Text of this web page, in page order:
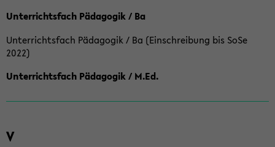
Unterrichtsfach Pädagogik / Ba
Unterrichtsfach Pädagogik / Ba (Einschreibung bis SoSe
2022)
Unterrichtsfach Pädagogik / M.Ed.
V